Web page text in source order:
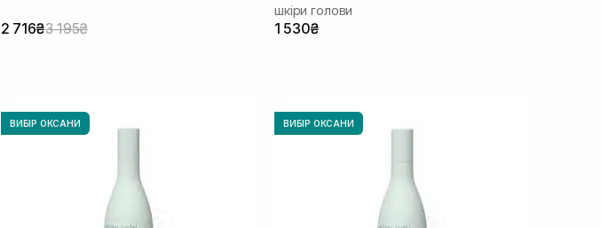
2 716₴3 195₴
шкіри голови
1 530₴
ВИБІР ОКСАНИ ВИБІР ОКСАНИ